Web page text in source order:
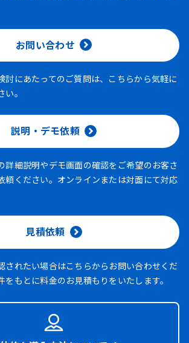
お問い合わせ
討にあたってのご質問は、こちらから気軽に
。
説明・デモ依頼
詳細説明やデモ画面の確認をご希望のお客さ
頼ください。オンラインまたは対面にて対応
見積依頼
されたい場合はこちらからお問い合わせくだ
をもとに料金のお見積もりをいたします。